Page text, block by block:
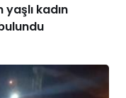
kadın